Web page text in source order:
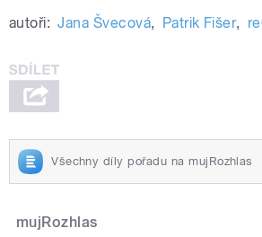
autoři: Jana Švecová, Patrik Fišer,
Všechny díly pořadu na mujRozhlas
mujRozhlas